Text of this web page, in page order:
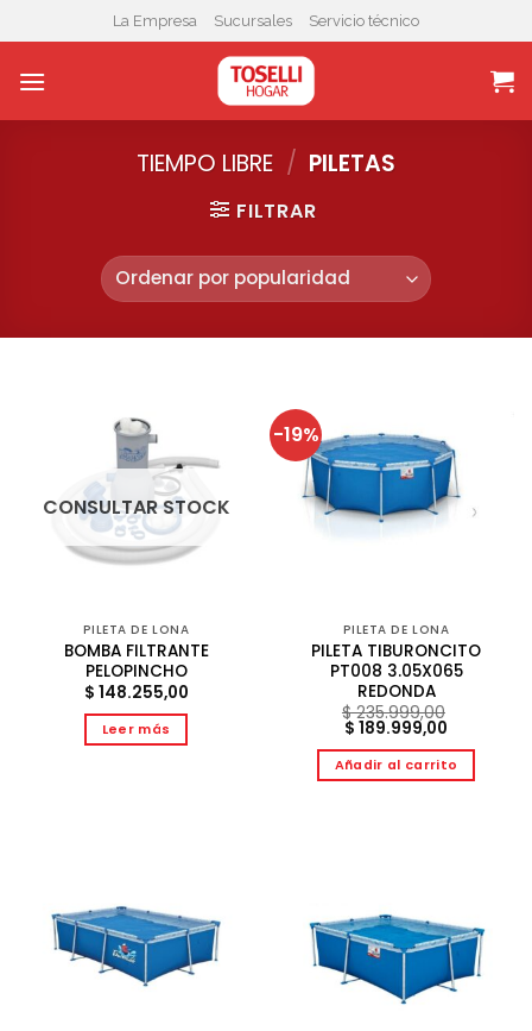
to
content
La Empresa Sucursales Servicio técnico
TIEMPO LIBRE / PILETAS
FILTRAR
CONSULTAR STOCK
PILETA DE LONA
BOMBA FILTRANTE
PELOPINCHO
$ 148.255,00
Leer más
-19%
PILETA DE LONA
PILETA TIBURONCITO
PT008 3.05X065
REDONDA
$235.999,00
El
precio
original
era:
$ 235.999,00.
$ 189.999,00
actual
es:
$
Añadir al carrito